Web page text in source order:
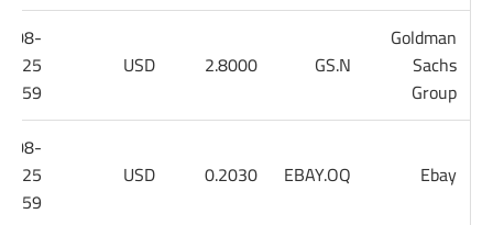
Goldman
Sachs
Group
GS.N
2.8000
USD
08-
25
Ebay
EBAY.OQ
0.2030
USD
08-
25